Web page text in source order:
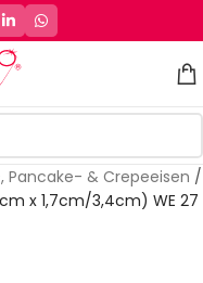
Pancake- & Crepeeisen /
x 1,7cm/3,4cm) WE 27